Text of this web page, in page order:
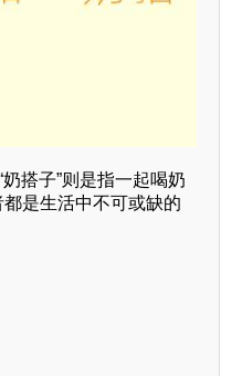
搭子”则是指一起喝奶
是生活中不可或缺的